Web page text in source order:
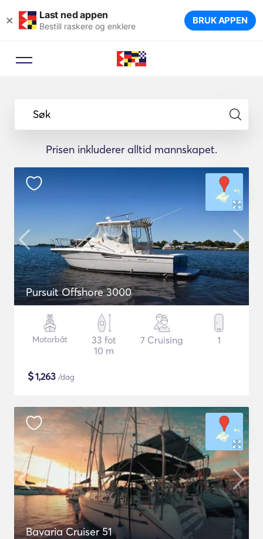
× Last ned appen
Bestill raskere og enklere BRUK APPEN
Søk
Prisen inkluderer alltid mannskapet.
Pursuit Offshore 3000
Motorbåt
33 fot
10 m
7 Cruising 1
$1,263 /dag
Bavaria Cruiser 51